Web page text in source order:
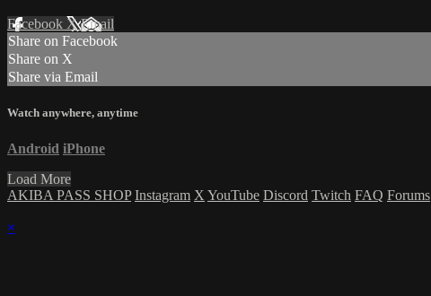
Facebook XEmail
Share on Facebook
Share on X
Share via Email
Watch anywhere, anytime
Android iPhone
Load More
AKIBA PASS SHOP Instagram X YouTube Discord Twitch FAQ Forums
×